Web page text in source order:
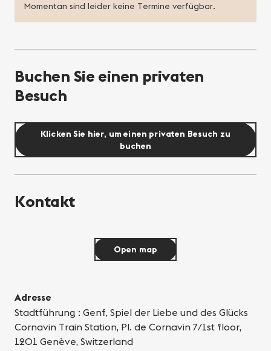
Momentan sind leider keine Termine verfügbar.
Buchen Sie einen privaten
Besuch
Klicken Sie hier, um einen privaten Besuch zu
buchen
Kontakt
Adresse
Stadtführung : Genf, Spiel der Liebe und des Glücks
Cornavin Train Station, Pl. de Cornavin 7/1st floor,
1201 Genève, Switzerland
Open map